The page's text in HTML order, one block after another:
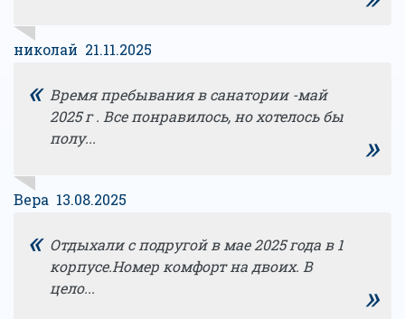
николай 21.11.2025
« Время пребывания в санатории -май
2025 г . Все понравилось, но хотелось бы
полу...
»
Вера 13.08.2025
« Отдыхали с подругой в мае 2025 года в 1
корпусе.Номер комфорт на двоих. В
цело...
»